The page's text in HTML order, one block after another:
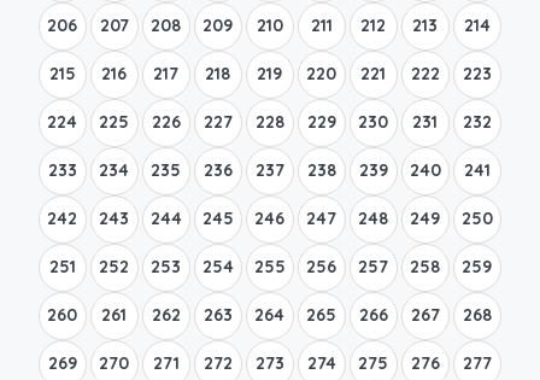
206 207 208 209 210 211 212 213 214
215 216 217 218 219 220 221 222 223
224 225 226 227 228 229 230 231 232
233 234 235 236 237 238 239 240 241
242 243 244 245 246 247 248 249 250
251 252 253 254 255 256 257 258 259
260 261 262 263 264 265 266 267 268
269 270 271 272 273 274 275 276 277